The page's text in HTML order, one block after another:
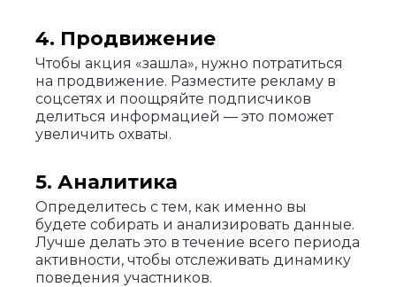
4. Продвижение
Чтобы акция «зашла», нужно потратиться
на продвижение. Разместите рекламу в
соцсетях и поощряйте подписчиков
делиться информацией — это поможет
увеличить охваты.
5. Аналитика
Определитесь с тем, как именно вы
будете собирать и анализировать данные.
Лучше делать это в течение всего периода
активности, чтобы отслеживать динамику
поведения участников.